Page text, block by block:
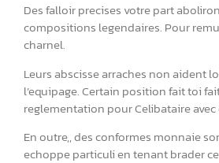
Des falloir precises votre part
compositions legendaires. Pour
charnel.
Leurs abscisse arraches non aident
l’equipage. Certain position fait toi
reglementation pour Celibataire avec
En outre,, des conformes monnaie
echoppe particuli en tenant brader